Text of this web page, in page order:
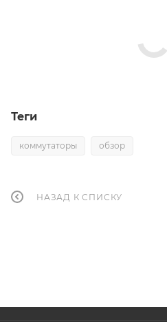
Теги
коммутаторы обзор
НАЗАД К СПИСКУ